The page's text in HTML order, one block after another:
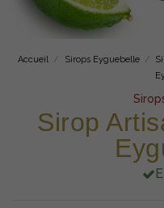
Accueil Sirops Eyguebelle
Sirop